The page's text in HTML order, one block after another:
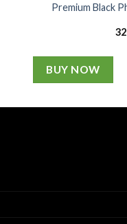
Premium Black
BUY NOW